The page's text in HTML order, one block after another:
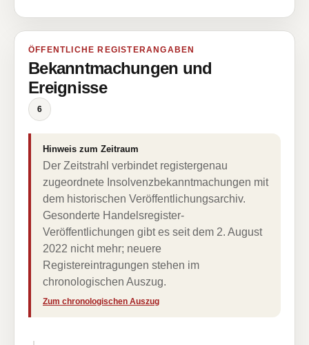
ÖFFENTLICHE REGISTERANGABEN
Bekanntmachungen und
Ereignisse
6
Hinweis zum Zeitraum
Der Zeitstrahl verbindet registergenau
zugeordnete Insolvenzbekanntmachungen mit
dem historischen Veröffentlichungsarchiv.
Gesonderte Handelsregister-
Veröffentlichungen gibt es seit dem 2. August
2022 nicht mehr; neuere
Registereintragungen stehen im
chronologischen Auszug.
Zum chronologischen Auszug